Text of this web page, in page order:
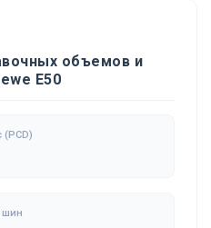
объемов и
E50
(PCD)
шин